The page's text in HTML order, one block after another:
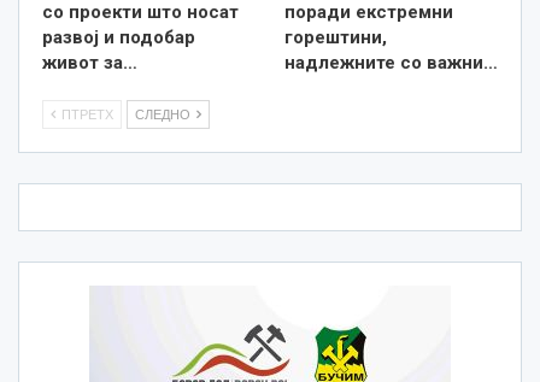
со проекти што носат
развој и подобар
живот за…
поради екстремни
горештини,
надлежните со важни…
ПТРЕТХ СЛЕДНО